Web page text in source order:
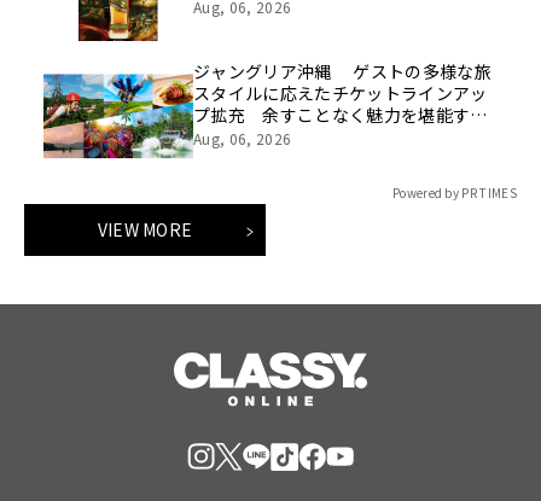
ノ)より 数量限定ウイスキー「リング
Aug, 06, 2026
ジャングリア沖縄 ゲストの多様な旅
スタイルに応えたチケットラインアッ
プ拡充 余すことなく魅力を堪能する
「ロイヤルチケット」新登場
Aug, 06, 2026
Powered by PR TIMES
VIEW MORE